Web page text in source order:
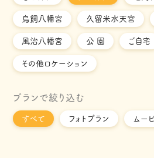
鳥飼八幡宮 久留米水天宮
風治八幡宮 公 園 ご自宅
その他ロケーション
プランで絞り込む
すべて フォトプラン ムー